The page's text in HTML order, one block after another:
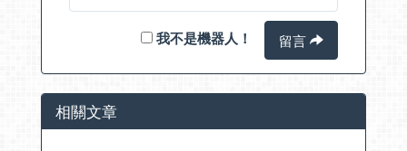
我不是機器人！ 留言
相關文章